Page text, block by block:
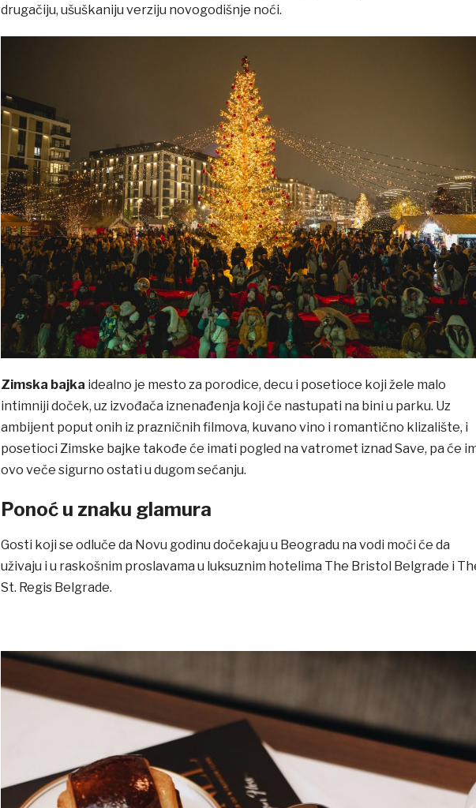
drugačiju, ušuškaniju verziju novogodišnje noći.
Zimska bajka idealno je mesto za porodice, decu i posetioce koji žele malo
intimniji doček, uz izvođača iznenađenja koji će nastupati na bini u parku. Uz
ambijent poput onih iz prazničnih filmova, kuvano vino i romantično klizalište, i
posetioci Zimske bajke takođe će imati pogled na vatromet iznad Save, pa će
ovo veče sigurno ostati u dugom sećanju.
Ponoć u znaku glamura
Gosti koji se odluče da Novu godinu dočekaju u Beogradu na vodi moći će da
uživaju i u raskošnim proslavama u luksuznim hotelima The Bristol Belgrade i
St. Regis Belgrade.